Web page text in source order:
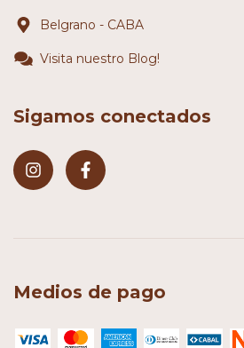
Belgrano - CABA
Visita nuestro Blog!
Sigamos conectados
Medios de pago